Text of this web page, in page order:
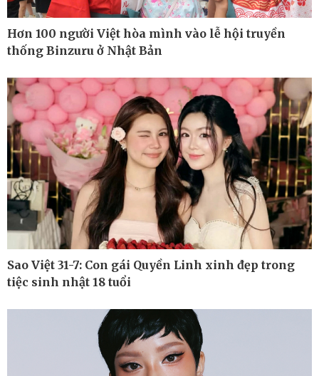
Thế giới
Cuộc sống đó đây
Video
E-Magazine
Infographic
Hơn 100 người Việt hòa mình vào lễ hội truyền
thống Binzuru ở Nhật Bản
Sao Việt 31-7: Con gái Quyền Linh xinh đẹp trong
tiệc sinh nhật 18 tuổi